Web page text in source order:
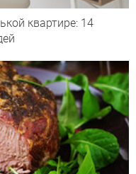
квартире: 14